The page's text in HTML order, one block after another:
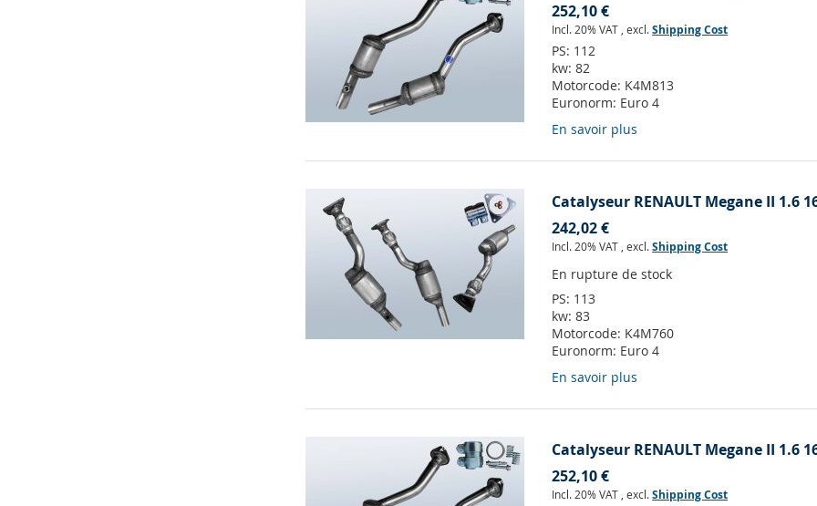
252,10 €
Incl. 20% VAT ,excl.Shipping Cost
PS: 112
kw:82
Motorcode: K4M813
Euronorm: Euro 4
En savoir plus
Catalyseur RENAULT Megane II 1.6
242,02 €
Incl. 20% VAT ,excl.Shipping Cost
En rupture de stock
PS: 113
kw:83
Motorcode: K4M760
Euronorm: Euro 4
En savoir plus
Catalyseur RENAULT Megane II 1.6
252,10 €
Incl. 20% VAT ,excl.Shipping Cost